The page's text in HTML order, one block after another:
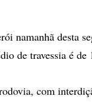
namanhã desta
de travessia é de
com